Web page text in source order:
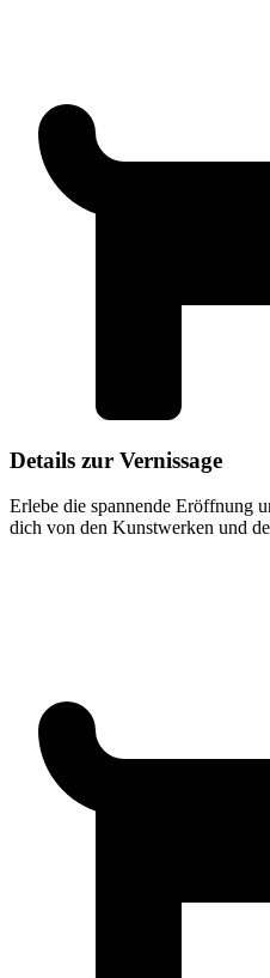
Details zur Vernissage
Erlebe die spannende Eröffnung
dich von den Kunstwerken und